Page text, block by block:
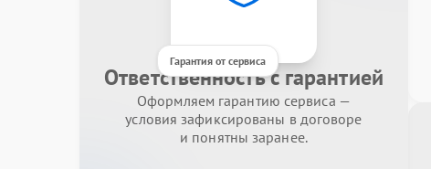
Гарантия от сервиса
Ответственность с гарантией
Оформляем гарантию сервиса —
условия зафиксированы в договоре
и понятны заранее.